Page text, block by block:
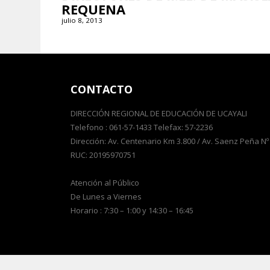
REQUENA
julio 8, 2013
CONTACTO
DIRECCIÓN REGIONAL DE EDUCACIÓN DE UCAYALI
Telefono : 061-57-1433 Telefax: 57-2236
Dirección: Av. Centenario Km 3.800 / Av. Saenz Peña
RUC: 20195970751
Atención al Público
De Lunes a Viernes
Horario : 7:30 – 1:00 y 14:30 – 16:45